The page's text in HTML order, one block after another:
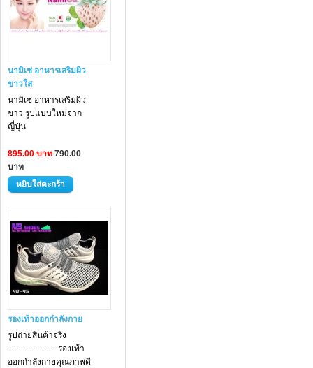
นามิเซ่ อาหารเสริมผิว
ขาวใส
นามิเซ่ อาหารเสริมผิว
ขาว รูปแบบใหม่จาก
ญี่ปุ่น
895.00 บาท 790.00
บาท
รองเท้าออกกำลังกาย
รูปถ่ายสินค้าจริง
....................... รองเท้า
ออกกำลังกายคุณภาพดี